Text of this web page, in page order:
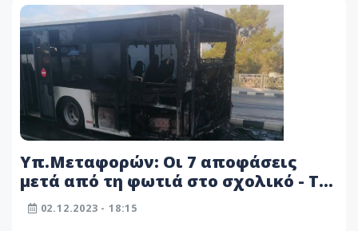
Υπ.Μεταφορών: Οι 7 αποφάσεις
μετά από τη φωτιά στο σχολικό - Τα
μέτρα που θα επηρεάσουν τις
διακινήσεις μαθητών
02.12.2023 - 18:15